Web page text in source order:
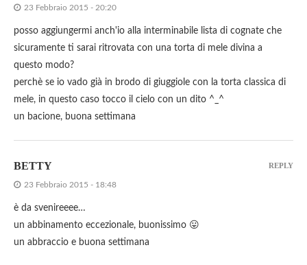
23 Febbraio 2015 - 20:20
posso aggiungermi anch'io alla interminabile lista di cognate che
sicuramente ti sarai ritrovata con una torta di mele divina a
questo modo?
perchè se io vado già in brodo di giuggiole con la torta classica di
mele, in questo caso tocco il cielo con un dito ^_^
un bacione, buona settimana
BETTY
23 Febbraio 2015 - 18:48
è da svenireeee…
un abbinamento eccezionale, buonissimo 😛
un abbraccio e buona settimana
REPLY